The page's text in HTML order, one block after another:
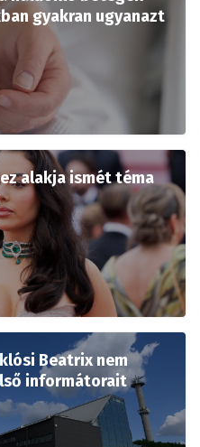
gyakran ugyanazt
alakja ismét téma
Beatrix nem
informátorait